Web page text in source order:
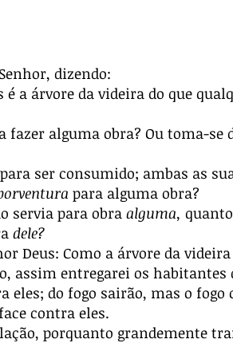
dizendo:
a árvore da videira do que
fazer alguma obra? Ou toma-
ser consumido; ambas as
para alguma obra?
servia para obra alguma,
dele?
Deus: Como a árvore da
assim entregarei os habitantes
eles; do fogo sairão, mas o fogo
contra eles.
porquanto grandemente